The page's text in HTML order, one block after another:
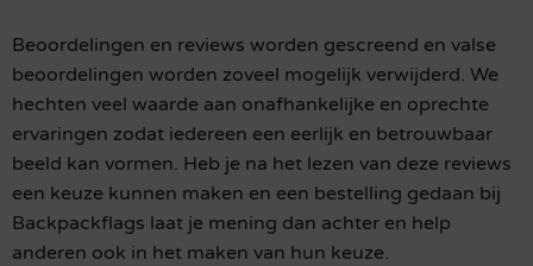
Beoordelingen en reviews worden gescreend en valse
beoordelingen worden zoveel mogelijk verwijderd. We
hechten veel waarde aan onafhankelijke en oprechte
ervaringen zodat iedereen een eerlijk en betrouwbaar
beeld kan vormen. Heb je na het lezen van deze reviews
een keuze kunnen maken en een bestelling gedaan bij
Backpackflags laat je mening dan achter en help
anderen ook in het maken van hun keuze.